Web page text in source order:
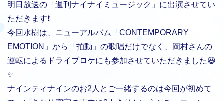
明日放送の「週刊ナイナイミュージック」に出演させてい
ただきます❗️
今回水樹は、ニューアルバム「CONTEMPORARY
EMOTION」から「拍動」の歌唱だけでなく、岡村さんの
運転によるドライブロケにも参加させていただきました😆
✨
ナインティナインのお2人とご一緒するのは今回が初めて